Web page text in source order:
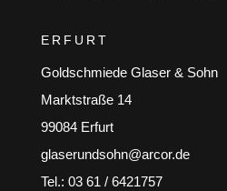
ERFURT
Goldschmiede Glaser & Sohn
Marktstraße 14
99084 Erfurt
glaserundsohn@arcor.de
Tel.: 03 61 / 6421757